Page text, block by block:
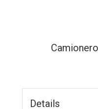
Details